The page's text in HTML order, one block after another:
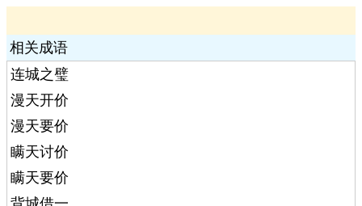
相关成语
连城之璧
漫天开价
漫天要价
瞒天讨价
瞒天要价